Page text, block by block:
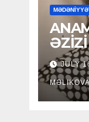
JULY